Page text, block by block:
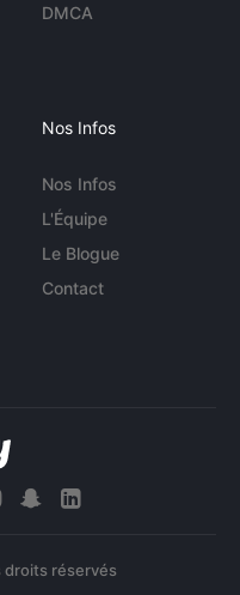
DMCA
Nos Infos
Nos Infos
L'Équipe
Le Blogue
Contact
droits réservés